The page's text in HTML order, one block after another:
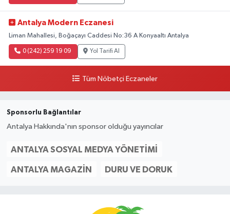
Antalya Modern Eczanesi
Liman Mahallesi, Boğaçayı Caddesi No:36 A Konyaaltı Antalya
0 (242) 259 19 09 Yol Tarifi Al
Tüm Nöbetçi Eczaneler
Sponsorlu Bağlantılar
Antalya Hakkında'nın sponsor olduğu yayıncılar
ANTALYA SOSYAL MEDYA YÖNETIMI
ANTALYA MAGAZIN DURU VE DORUK